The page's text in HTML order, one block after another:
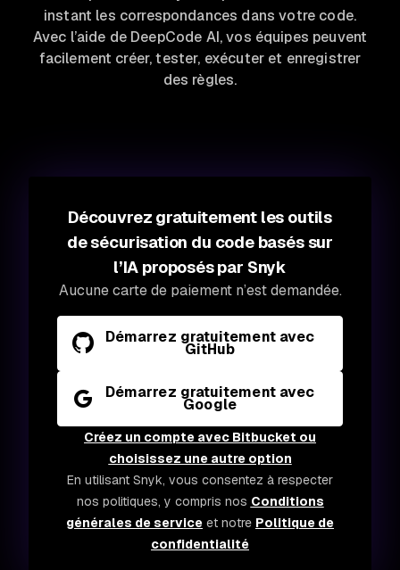
instant les correspondances dans votre code.
Avec l’aide de DeepCode AI, vos équipes peuvent
facilement créer, tester, exécuter et enregistrer
des règles.
Découvrez gratuitement les outils
de sécurisation du code basés sur
l’IA proposés par Snyk
Aucune carte de paiement n’est demandée.
Démarrez gratuitement avec
GitHub
Démarrez gratuitement avec
Google
Créez un compte avec Bitbucket ou
choisissez une autre option
En utilisant Snyk, vous consentez à respecter
nos politiques, y compris nos Conditions
générales de service et notre Politique de
confidentialité